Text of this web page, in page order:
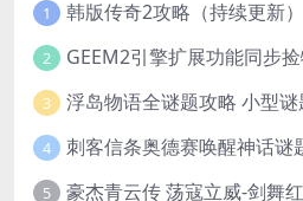
1 韩版传奇2攻略（持续更新）
2 GEEM2引擎扩展功能同步
3 浮岛物语全谜题攻略 小型
4
5 豪杰青云传 荡寇立威-剑舞